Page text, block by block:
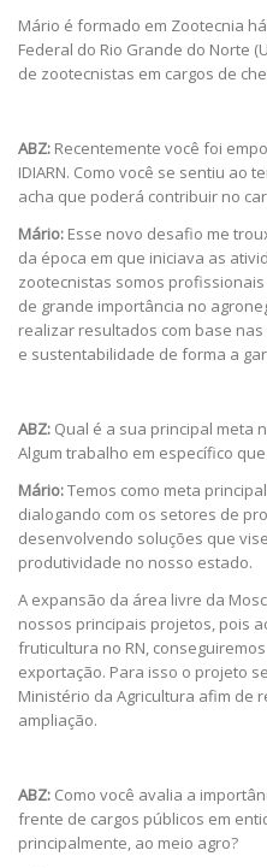
Mário é formado em Zootecnia
Federal do Rio Grande do Norte
de zootecnistas em cargos de
ABZ: Recentemente você foi
IDIARN. Como você se sentiu ao
acha que poderá contribuir no
Mário: Esse novo desafio me
da época em que iniciava as
zootecnistas somos
de grande importância no
realizar resultados com base
e sustentabilidade de forma a
ABZ: Qual é a sua principal meta
Algum trabalho em específico
Mário:Temos como meta
dialogando com os setores de
desenvolvendo soluções que
produtividade no nosso estado.
A expansão da área livre da
nossos principais projetos, pois
fruticultura no RN,
exportação. Para isso o projeto
Ministério da Agricultura afim de
ampliação.
ABZ: Como você avalia a
frente de cargos públicos em
principalmente, ao meio agro?